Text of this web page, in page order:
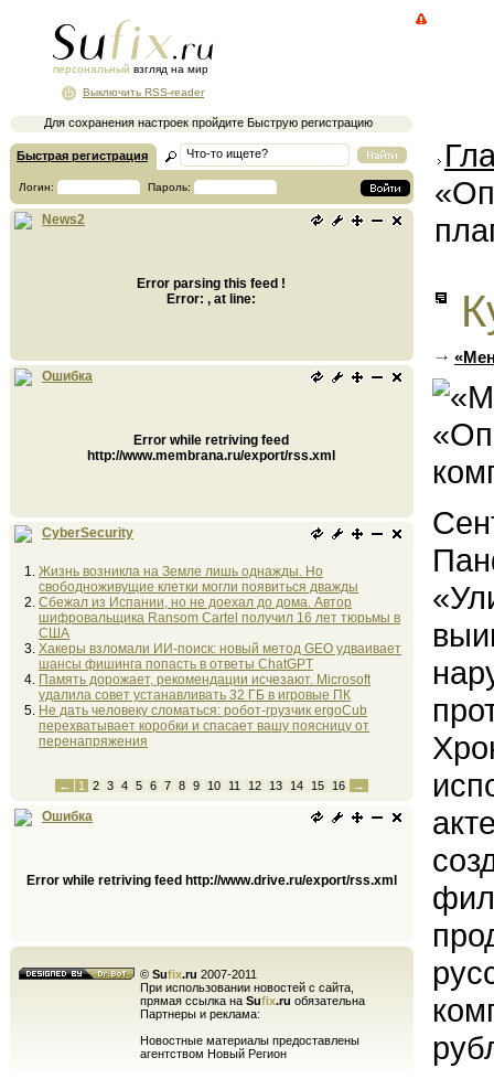
персональный взгляд на мир
Для сохранения настроек пройдите Быструю регистрацию
Выключить RSS-reader
Быстрая регистрация
Логин: Пароль:
News2
Error parsing this feed !
Error: , at line:
Ошибка
Error while retriving feed
http://www.membrana.ru/export/rss.xml
CyberSecurity
Жизнь возникла на Земле лишь однажды. Но
свободноживущие клетки могли появиться дважды
Сбежал из Испании, но не доехал до дома. Автор
шифровальщика Ransom Cartel получил 16 лет тюрьмы в
США
Хакеры взломали ИИ-поиск: новый метод GEO удваивает
шансы фишинга попасть в ответы ChatGPT
Память дорожает, рекомендации исчезают. Microsoft
удалила совет устанавливать 32 ГБ в игровые ПК
Не дать человеку сломаться: робот-грузчик ergoCub
перехватывает коробки и спасает вашу поясницу от
перенапряжения
← 1 2 3 4 5 6 7 8 9 10 11 12 13 14 15 16 →
Ошибка
Error while retriving feed http://www.drive.ru/export/rss.xml
© Sufix.ru 2007-2011
При использовании новостей с сайта,
прямая ссылка на Sufix.ru обязательна
Партнеры и реклама:
Новостные материалы предоставлены
агентством Новый Регион